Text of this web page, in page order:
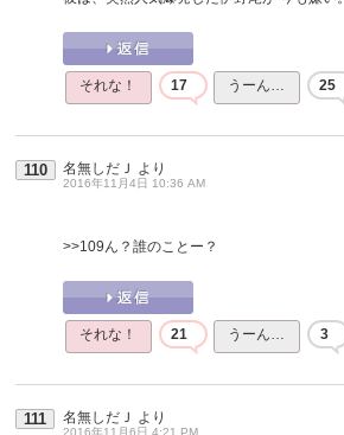
それな！ 17 うーん… 25
110 名無しだＪ より
2016年11月4日 10:36 AM
>>109ん？誰のことー？
それな！ 21 うーん… 3
111 名無しだＪ より
2016年11月6日 4:21 PM